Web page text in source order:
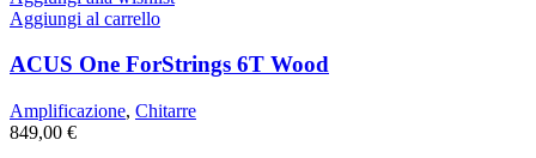
Aggiungi al carrello
ACUS One ForStrings 6T Wood
Amplificazione, Chitarre
849,00 €